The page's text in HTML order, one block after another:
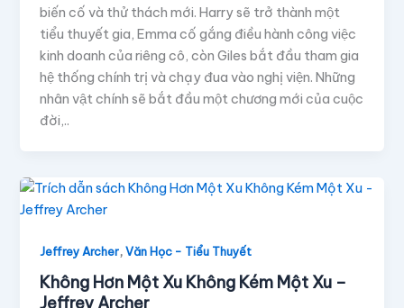
biến cố và thử thách mới. Harry sẽ trở thành một
tiểu thuyết gia, Emma cố gắng điều hành công việc
kinh doanh của riêng cô, còn Giles bắt đầu tham gia
hệ thống chính trị và chạy đua vào nghị viện. Những
nhân vật chính sẽ bắt đầu một chương mới của cuộc
đời,..
Jeffrey Archer,Văn Học - Tiểu Thuyết
Không Hơn Một Xu Không Kém Một Xu –
Jeffrey Archer